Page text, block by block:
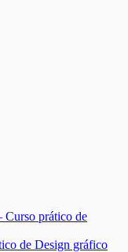
de Design gráfico